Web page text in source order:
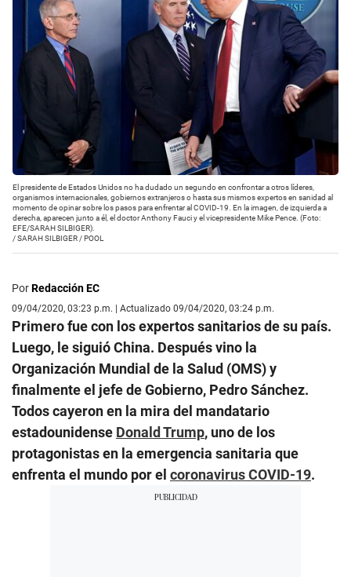
El presidente de Estados Unidos no ha dudado un segundo en confrontar a otros líderes,
organismos internacionales, gobiernos extranjeros o hasta sus mismos expertos en sanidad al
momento de opinar sobre los pasos para enfrentar al COVID-19. En la imagen, de izquierda a
derecha, aparecen junto a él, el doctor Anthony Fauci y el vicepresidente Mike Pence. (Foto:
EFE/SARAH SILBIGER).
/SARAH SILBIGER / POOL
PorRedacción EC
09/04/2020, 03:23 p.m. | Actualizado 09/04/2020, 03:24 p.m.
Primero fue con los expertos sanitarios de su país.
Luego, le siguió China. Después vino la
Organización Mundial de la Salud (OMS) y
finalmente el jefe de Gobierno, Pedro Sánchez.
Todos cayeron en la mira del mandatario
estadounidense Donald Trump, uno de los
protagonistas en la emergencia sanitaria que
enfrenta el mundo por el coronavirus COVID-19.